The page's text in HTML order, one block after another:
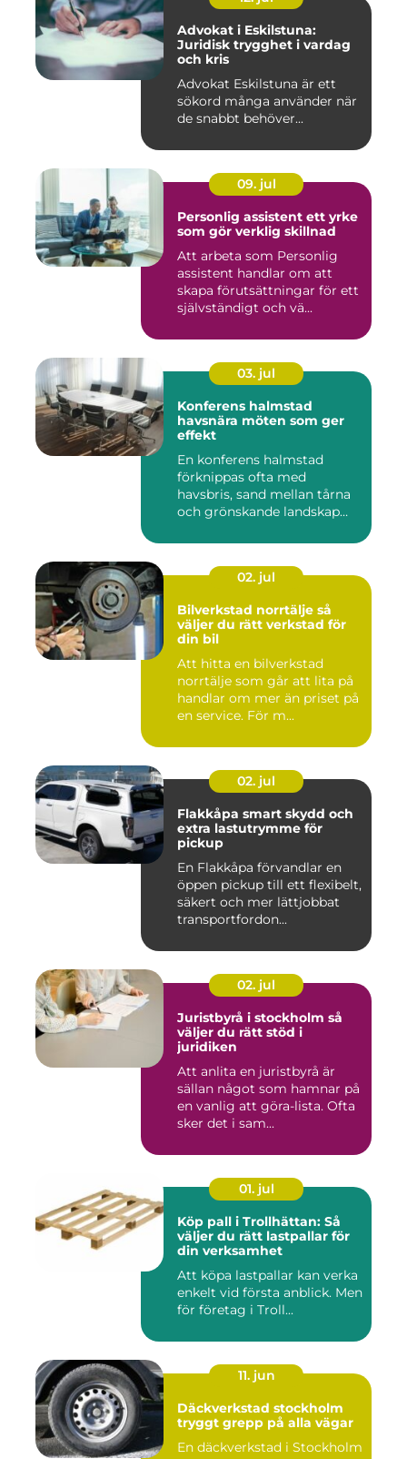
Advokat i Eskilstuna:
Juridisk trygghet i vardag
och kris
Advokat Eskilstuna är ett
sökord många använder när
de snabbt behöver...
09. jul
Personlig assistent ett yrke
som gör verklig skillnad
Att arbeta som Personlig
assistent handlar om att
skapa förutsättningar för ett
självständigt och vä...
03. jul
Konferens halmstad
havsnära möten som ger
effekt
En konferens halmstad
förknippas ofta med
havsbris, sand mellan tårna
och grönskande landskap
02. jul
Bilverkstad norrtälje så
väljer du rätt verkstad för
din bil
Att hitta en bilverkstad
norrtälje som går att lita på
handlar om mer än priset på
en service. För m...
02. jul
Flakkåpa smart skydd och
extra lastutrymme för
pickup
En Flakkåpa förvandlar en
öppen pickup till ett flexibelt,
säkert och mer lättjobbat
transportfordon...
02. jul
Juristbyrå i stockholm så
väljer du rätt stöd i
juridiken
Att anlita en juristbyrå är
sällan något som hamnar på
en vanlig att göra-lista. Ofta
sker det i sam...
01. jul
Köp pall i Trollhättan: Så
väljer du rätt lastpallar för
din verksamhet
Att köpa lastpallar kan verka
enkelt vid första anblick. Men
för företag i Troll...
11. jun
Däckverkstad stockholm
tryggt grepp på alla vägar
En däckverkstad i Stockholm